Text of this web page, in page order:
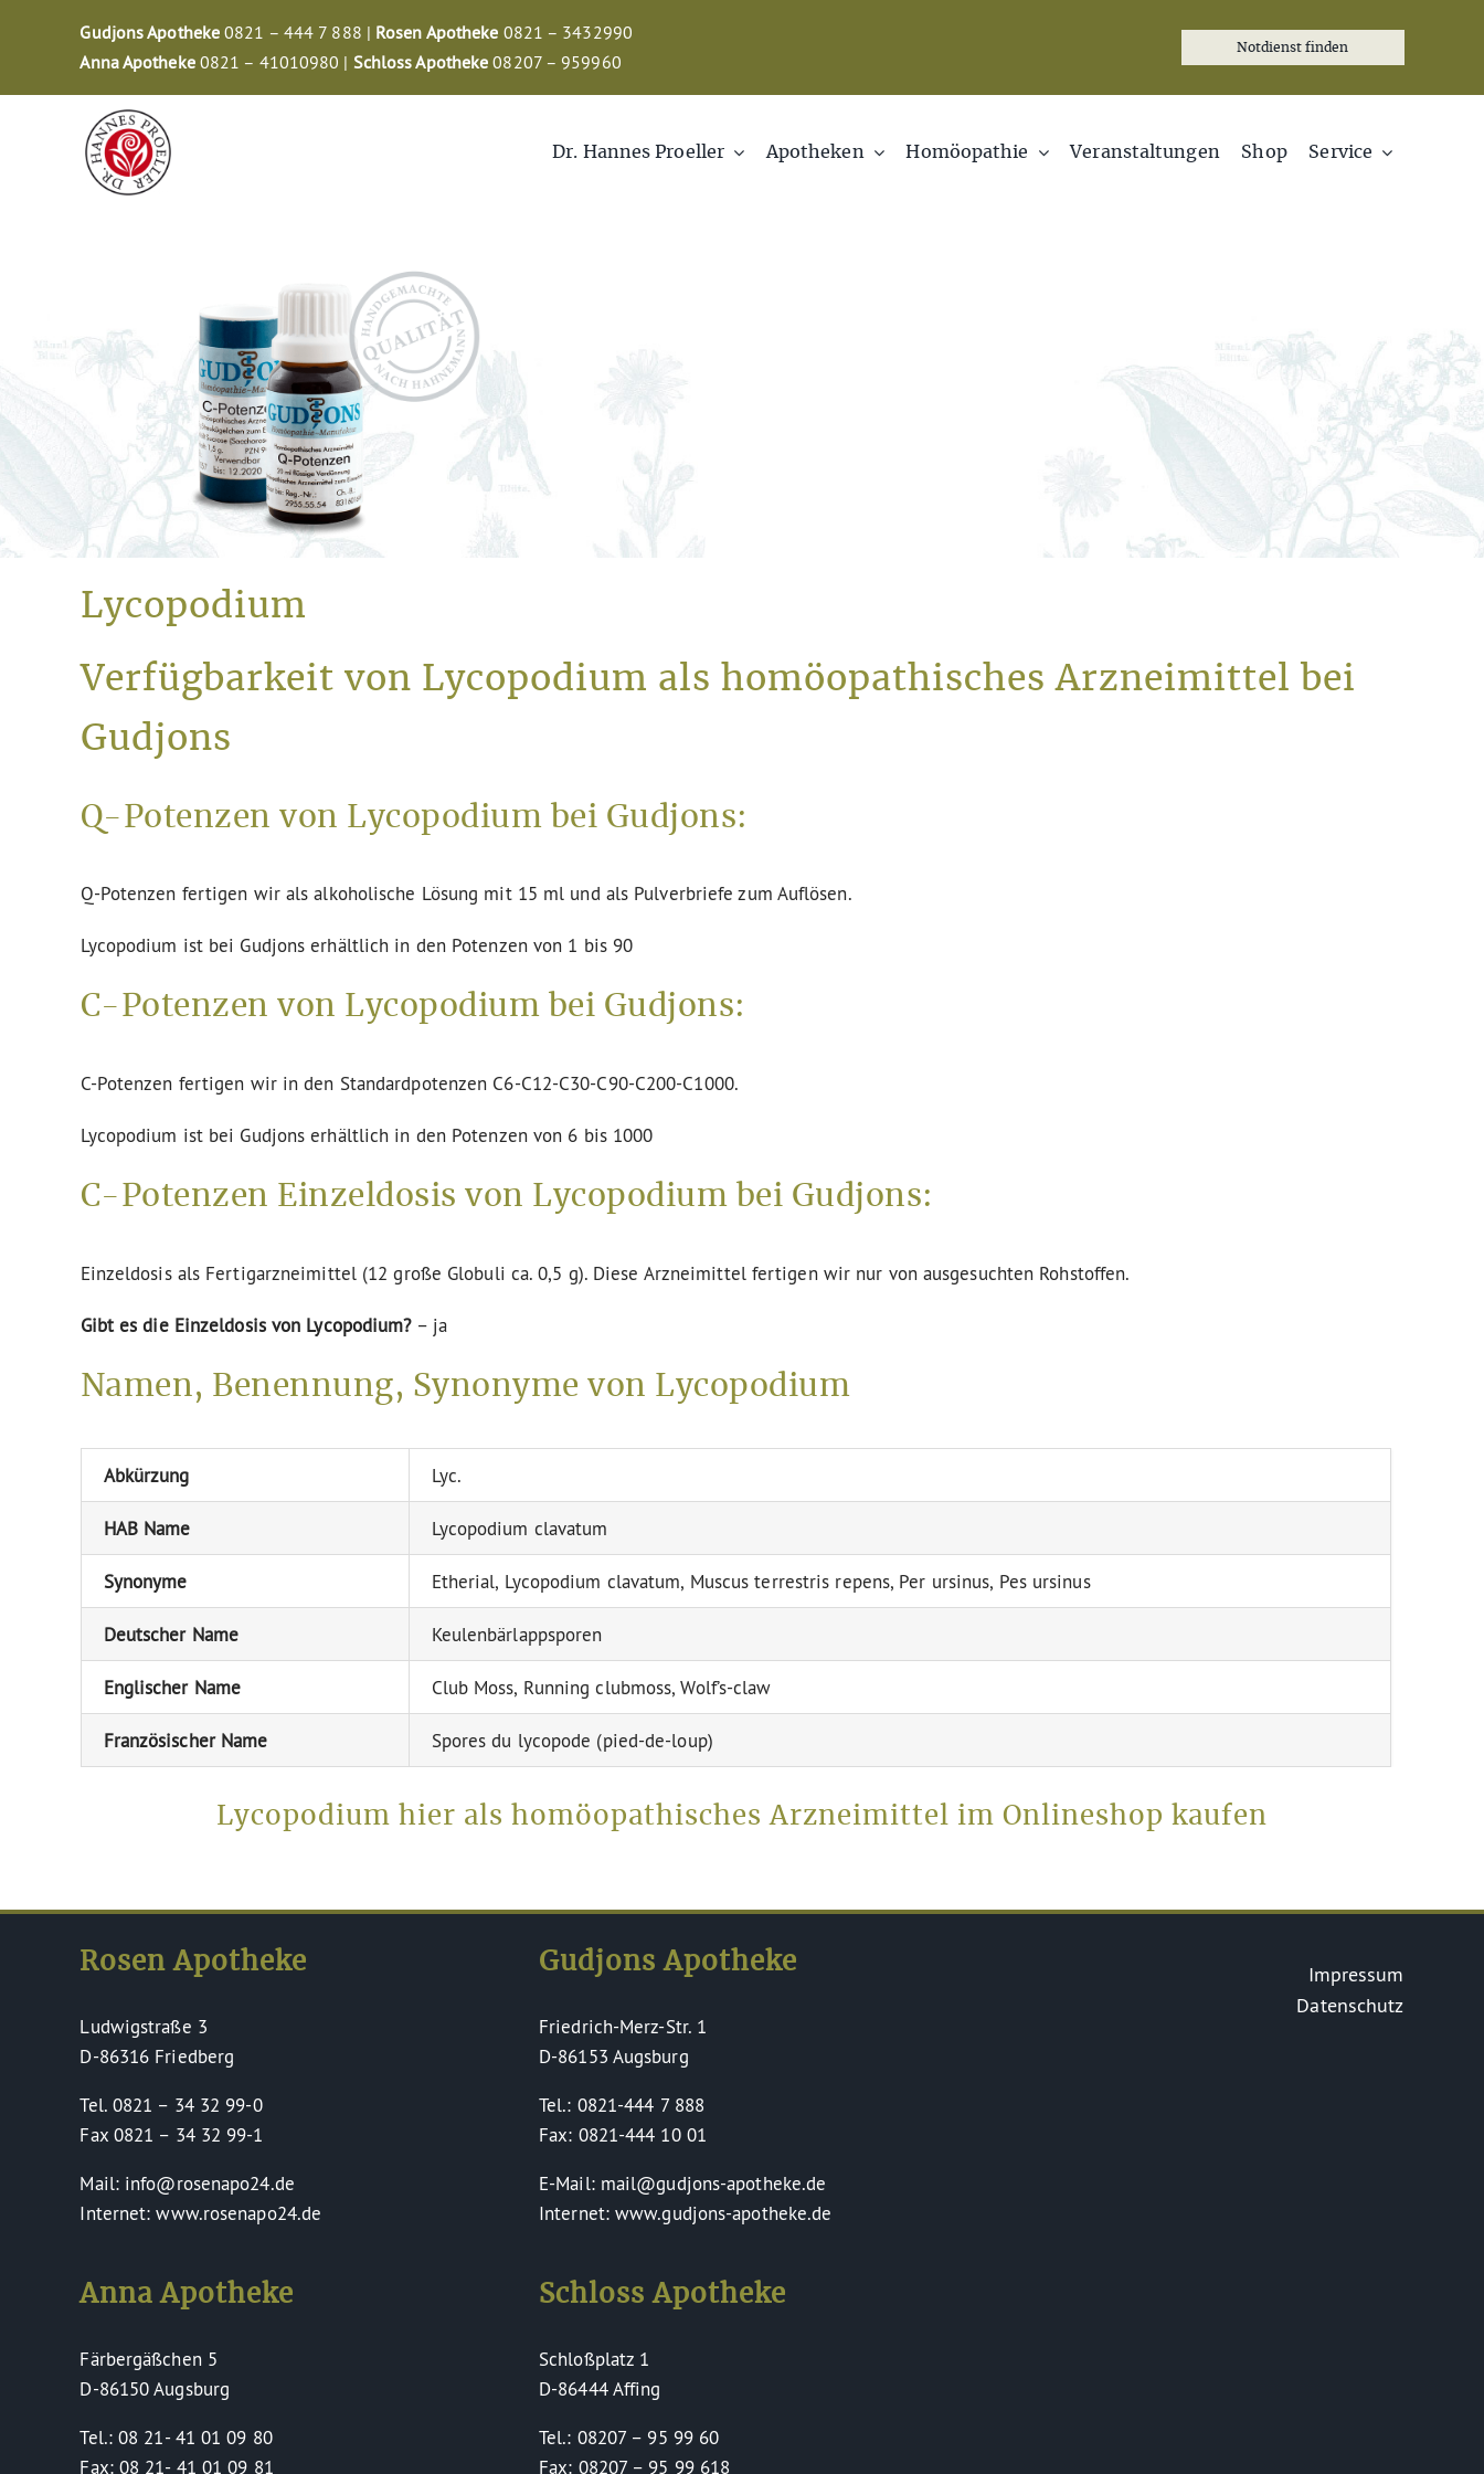
Gudjons Apotheke 0821 – 444 7 888 | Rosen Apotheke 0821 – 3432990
Anna Apotheke0821 – 41010980 | Schloss Apotheke 08207 – 959960
Notdienst finden
Dr. Hannes Proeller Apotheken Homöopathie Veranstaltungen Shop Service
Lycopodium
Verfügbarkeit von Lycopodium als homöopathisches Arzneimittel bei
Gudjons
Q-Potenzen von Lycopodium bei Gudjons:
Q-Potenzen fertigen wir als alkoholische Lösung mit 15 ml und als Pulverbriefe zum Auflösen.
Lycopodium ist bei Gudjons erhältlich in den Potenzen von 1 bis 90
C-Potenzen von Lycopodium bei Gudjons:
C-Potenzen fertigen wir in den Standardpotenzen C6-C12-C30-C90-C200-C1000.
Lycopodium ist bei Gudjons erhältlich in den Potenzen von 6 bis 1000
C-Potenzen Einzeldosis von Lycopodium bei Gudjons:
Einzeldosis als Fertigarzneimittel (12 große Globuli ca. 0,5 g). Diese Arzneimittel fertigen wir nur von ausgesuchten Rohstoffen.
Gibt es die Einzeldosis von Lycopodium?– ja
Namen, Benennung, Synonyme von Lycopodium
Abkürzung Lyc.
HAB Name Lycopodium clavatum
Synonyme Etherial, Lycopodium clavatum, Muscus terrestris repens, Per ursinus, Pes ursinus
Deutscher Name Keulenbärlappsporen
Englischer Name Club Moss, Running clubmoss, Wolf’s-claw
Französischer Name Spores du lycopode (pied-de-loup)
Lycopodium hier als homöopathisches Arzneimittel im Onlineshop kaufen
Rosen Apotheke
Ludwigstraße 3
D-86316 Friedberg
Tel. 0821 – 34 32 99-0
Fax 0821 – 34 32 99-1
Mail: info@rosenapo24.de
Internet: www.rosenapo24.de
Anna Apotheke
Färbergäßchen 5
D-86150 Augsburg
Tel.: 08 21- 41 01 09 80
Fax: 08 21- 41 01 09 81
Gudjons Apotheke
Friedrich-Merz-Str. 1
D-86153 Augsburg
Tel.: 0821-444 7 888
Fax: 0821-444 10 01
E-Mail: mail@gudjons-apotheke.de
Internet: www.gudjons-apotheke.de
Schloss Apotheke
Schloßplatz 1
D-86444 Affing
Tel.: 08207 – 95 99 60
Fax: 08207 – 95 99 618
Impressum
Datenschutz